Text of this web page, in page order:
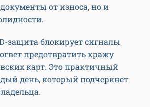
от износа, но и
защита блокирует сигналы
предотвратить кражу
карт. Это практичный
день, который подчеркнет